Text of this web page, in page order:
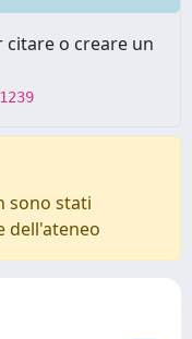
o creare un
sono stati
dell'ateneo